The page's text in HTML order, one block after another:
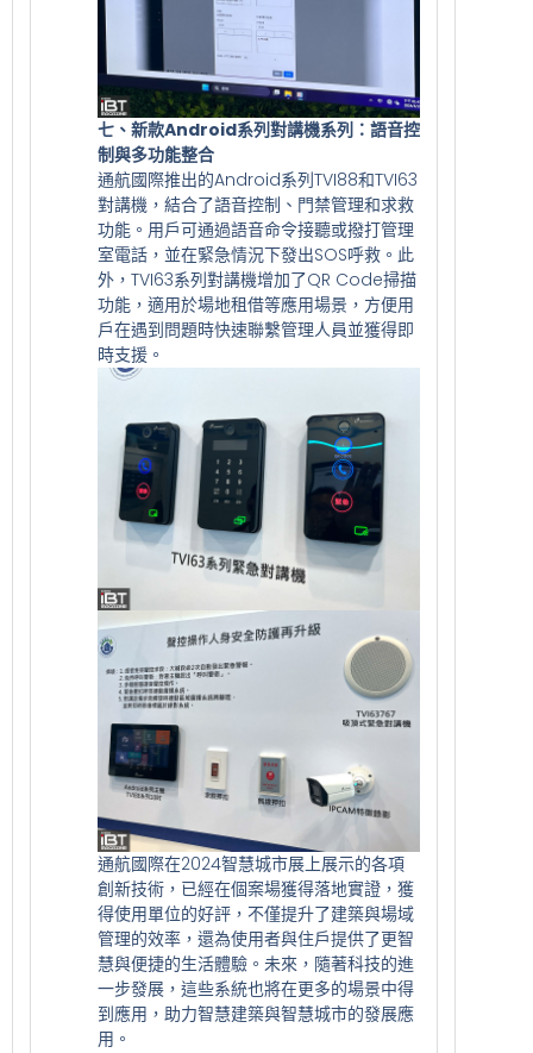
七、新款Android系列對講機系列：語音控
制與多功能整合
通航國際推出的Android系列TVI88和TVI63
對講機，結合了語音控制、門禁管理和求救
功能。用戶可通過語音命令接聽或撥打管理
室電話，並在緊急情況下發出SOS呼救。此
外，TVI63系列對講機增加了QR Code掃描
功能，適用於場地租借等應用場景，方便用
戶在遇到問題時快速聯繫管理人員並獲得即
時支援。
通航國際在2024智慧城市展上展示的各項
創新技術，已經在個案場獲得落地實證，獲
得使用單位的好評，不僅提升了建築與場域
管理的效率，還為使用者與住戶提供了更智
慧與便捷的生活體驗。未來，隨著科技的進
一步發展，這些系統也將在更多的場景中得
到應用，助力智慧建築與智慧城市的發展應
用。